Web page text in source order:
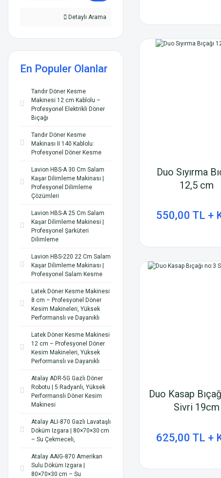
Detaylı Arama
En Populer Olanlar
Tandır Döner Kesme
Makinesi 12 cm Kablolu –
Profesyonel Elektrikli Döner
Bıçağı
Tandır Döner Kesme
Makinası II 140 Kablolu:
Profesyonel Döner Kesme
Lavion HBS-A 30 Cm Salam
Kaşar Dilimleme Makinası |
Profesyonel Dilimleme
Çözümleri
Lavion HBS-A 25 Cm Salam
Kaşar Dilimleme Makinesi |
Profesyonel Şarküteri
Dilimleme
Lavion HBS-220 22 Cm Salam
Kaşar Dilimleme Makinası |
Profesyonel Salam Kesme
Latek Döner Kesme Makinesi
8 cm – Profesyonel Döner
Kesim Makineleri, Yüksek
Performanslı ve Dayanıklı
Latek Döner Kesme Makinesi
12 cm – Profesyonel Döner
Kesim Makineleri, Yüksek
Performanslı ve Dayanıklı
Atalay ADR-5G Gazlı Döner
Robotu | 5 Radyanlı, Yüksek
Performanslı Döner Kesim
Makinesi
Atalay ALI‑870 Gazlı Lavataşlı
Döküm Izgara | 80×70×30 cm
– Su Çekmeceli,
Atalay AAIG‑870 Amerikan
Sulu Dö küm Izgara |
80×70×30 cm – Su
Duo Sıyırma
12,5 cm
550,00 TL +
Duo Kasap
Sivri 19cm
625,00 TL +